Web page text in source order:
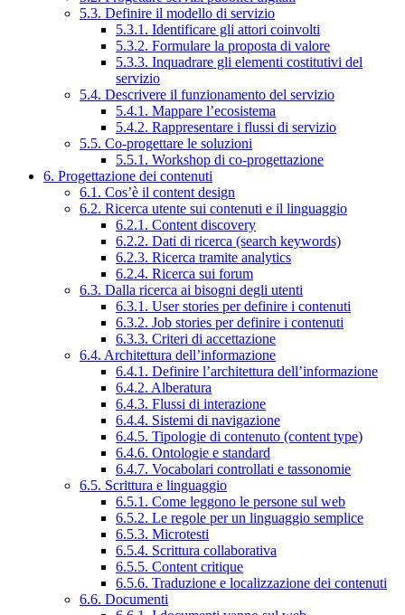
5.3. Definire il modello di servizio
5.3.1. Identificare gli attori coinvolti
5.3.2. Formulare la proposta di valore
5.3.3. Inquadrare gli elementi costitutivi del
servizio
5.4. Descrivere il funzionamento del servizio
5.4.1. Mappare l’ecosistema
5.4.2. Rappresentare i flussi di servizio
5.5. Co-progettare le soluzioni
5.5.1. Workshop di co-progettazione
6. Progettazione dei contenuti
6.1. Cos’è il content design
6.2. Ricerca utente sui contenuti e il linguaggio
6.2.1. Content discovery
6.2.2. Dati di ricerca (search keywords)
6.2.3. Ricerca tramite analytics
6.2.4. Ricerca sui forum
6.3. Dalla ricerca ai bisogni degli utenti
6.3.1. User stories per definire i contenuti
6.3.2. Job stories per definire i contenuti
6.3.3. Criteri di accettazione
6.4. Architettura dell’informazione
6.4.1. Definire l’architettura dell’informazione
6.4.2. Alberatura
6.4.3. Flussi di interazione
6.4.4. Sistemi di navigazione
6.4.5. Tipologie di contenuto (content type)
6.4.6. Ontologie e standard
6.4.7. Vocabolari controllati e tassonomie
6.5. Scrittura e linguaggio
6.5.1. Come leggono le persone sul web
6.5.2. Le regole per un linguaggio semplice
6.5.3. Microtesti
6.5.4. Scrittura collaborativa
6.5.5. Content critique
6.5.6. Traduzione e localizzazione dei contenuti
6.6. Documenti